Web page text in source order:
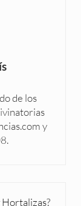
de los
y